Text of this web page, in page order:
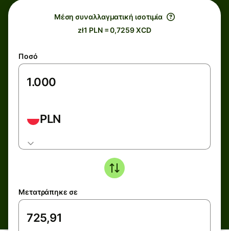
Μέση συναλλαγματική ισοτιμία
zł1 PLN = 0,7259 XCD
Ποσό
PLN
Μετατράπηκε σε